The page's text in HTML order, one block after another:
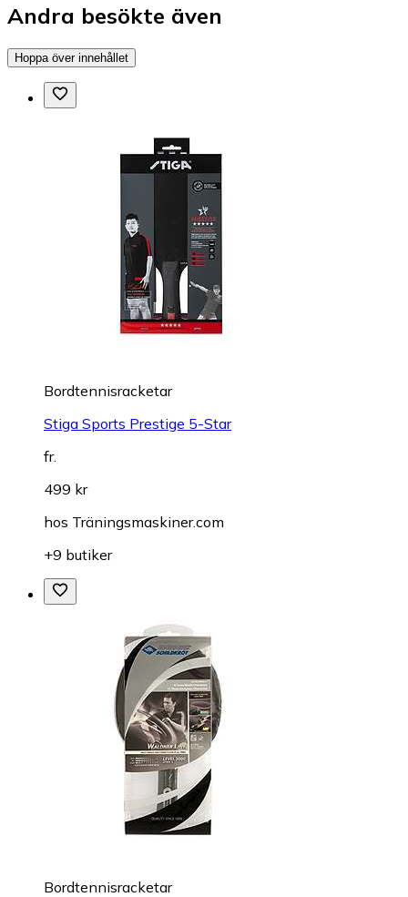
Andra besökte även
Hoppa över innehållet
Bordtennisracketar
Stiga Sports Prestige 5-Star
fr.
499 kr
hos Träningsmaskiner.com
+9 butiker
Bordtennisracketar